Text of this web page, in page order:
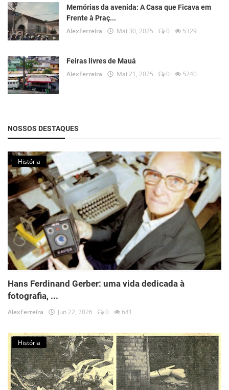
Memórias da avenida: A Casa que Ficava em
Frente à Praç...
AlexFerreira Mai 30, 2025 0 5329
Feiras livres de Mauá
AlexFerreira Mai 21, 2025 0 5240
NOSSOS DESTAQUES
História
Hans Ferdinand Gerber: uma vida dedicada à
fotografia, ...
AlexFerreira Jun 22, 2026 0 641
História